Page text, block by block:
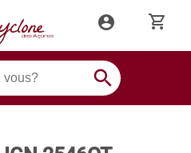
account_circle shopping_cart
search